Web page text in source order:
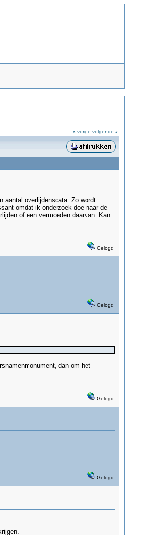
« vorige volgende »
aantal overlijdensdata. Zo wordt
omdat ik onderzoek doe naar de
of een vermoeden daarvan. Kan
Gelogd
Gelogd
dan om het
Gelogd
Gelogd